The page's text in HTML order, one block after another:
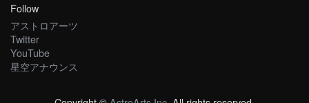
Follow
アストロアーツ
Twitter
YouTube
星空アナウンス